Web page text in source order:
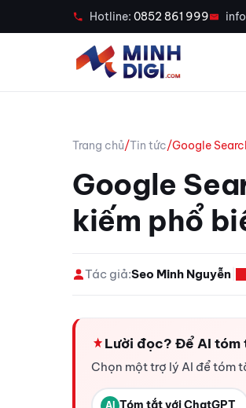
Hotline: 0852 861 999
Trang chủ/Tin tức/Google
Google
kiếm phổ
Tác giả:Seo Minh Nguyễn
Lười đọc? Để AI
Chọn một trợ lý AI để tóm
AI Tóm tắt với ChatGPT